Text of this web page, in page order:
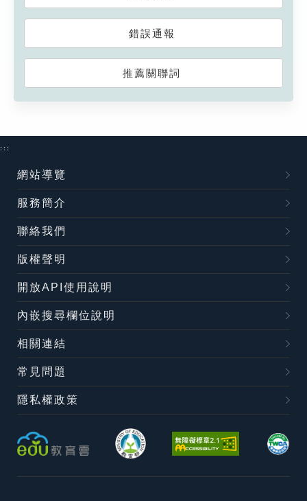
錯誤通報
推薦關聯詞
:::
網站導覽
服務簡介
聯絡我們
版權聲明
開放API使用說明
內嵌搜尋欄位說明
相關連結
常見問題
隱私權政策